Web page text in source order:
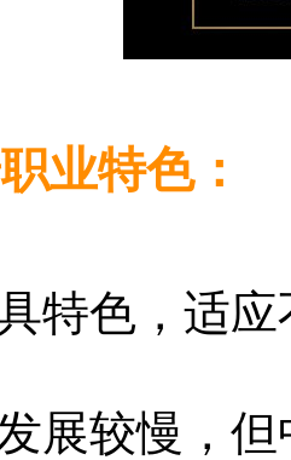
业特色：
特色，适
展较慢，